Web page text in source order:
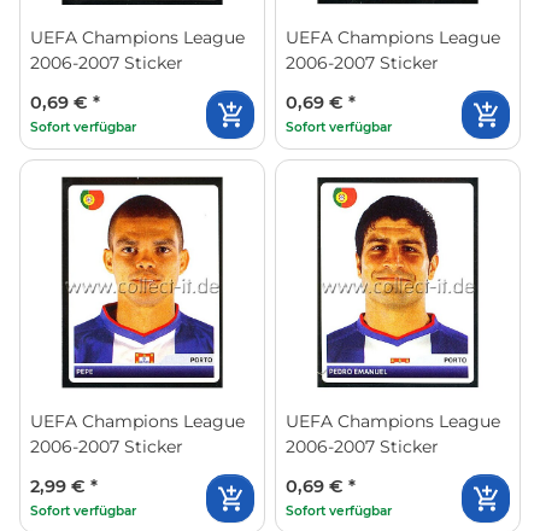
UEFA Champions League
2006-2007 Sticker
0,69 € *
Sofort verfügbar
UEFA Champions League
2006-2007 Sticker
0,69 € *
Sofort verfügbar
UEFA Champions League
2006-2007 Sticker
2,99 € *
Sofort verfügbar
UEFA Champions League
2006-2007 Sticker
0,69 € *
Sofort verfügbar